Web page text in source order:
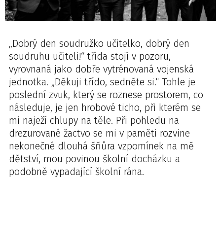
„Dobrý den soudružko učitelko, dobrý den
soudruhu učiteli!“ třída stojí v pozoru,
vyrovnaná jako dobře vytrénovaná vojenská
jednotka. „Děkuji třído, sedněte si.“ Tohle je
poslední zvuk, který se roznese prostorem, co
následuje, je jen hrobové ticho, při kterém se
mi naježí chlupy na těle. Při pohledu na
drezurované žactvo se mi v paměti rozvine
nekonečné dlouhá šňůra vzpomínek na mě
dětství, mou povinou školní docházku a
podobně vypadající školní rána.